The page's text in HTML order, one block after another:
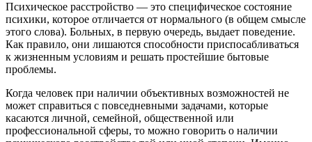
Психическое расстройство — это специфическое состояние
психики, которое отличается от нормального (в общем смысле
этого слова). Больных, в первую очередь, выдает поведение.
Как правило, они лишаются способности приспосабливаться
к жизненным условиям и решать простейшие бытовые
проблемы.
Когда человек при наличии объективных возможностей не
может справиться с повседневными задачами, которые
касаются личной, семейной, общественной или
профессиональной сферы, то можно говорить о наличии